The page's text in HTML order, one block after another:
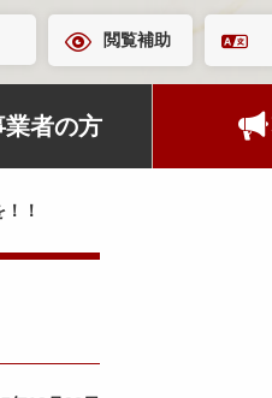
閲覧補助
業者の方
！